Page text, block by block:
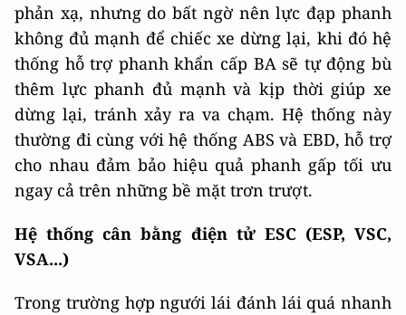
phản xạ, nhưng do bất ngờ nên lực đạp phanh
không đủ mạnh để chiếc xe dừng lại, khi đó hệ
thống hỗ trợ phanh khẩn cấp BA sẽ tự động bù
thêm lực phanh đủ mạnh và kịp thời giúp xe
dừng lại, tránh xảy ra va chạm. Hệ thống này
thường đi cùng với hệ thống ABS và EBD, hỗ trợ
cho nhau đảm bảo hiệu quả phanh gấp tối ưu
ngay cả trên những bề mặt trơn trượt.
Hệ thống cân bằng điện tử ESC (ESP, VSC,
VSA...)
Trong trường hợp ngưới lái đánh lái quá nhanh